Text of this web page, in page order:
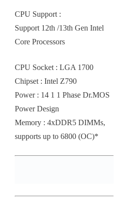
CPU Support :
Support 12th /13th Gen Intel
Core Processors
CPU Socket : LGA 1700
Chipset : Intel Z790
Power : 14 1 1 Phase Dr.MOS
Power Design
Memory : 4xDDR5 DIMMs,
supports up to 6800 (OC)*